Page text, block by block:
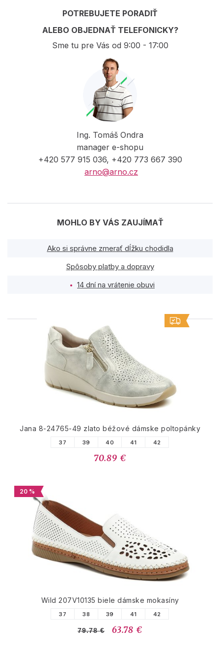
POTREBUJETE PORADIŤ
ALEBO OBJEDNAŤ TELEFONICKY?
Sme tu pre Vás od 9:00 - 17:00
Ing. Tomáš Ondra
manager e-shopu
+420 577 915 036, +420 773 667 390
arno@arno.cz
MOHLO BY VÁS ZAUJÍMAŤ
Ako si správne zmerať dĺžku chodidla
Spôsoby platby a dopravy
14 dní na vrátenie obuvi
PODOBNÉ PRODUKTY
Jana 8-24765-49 zlato béžové dámske poltopánky
37 39 40 41 42
70.89 €
20 %
Wild 207V10135 biele dámske mokasíny
37 38 39 41 42
79.78 € 63.78 €